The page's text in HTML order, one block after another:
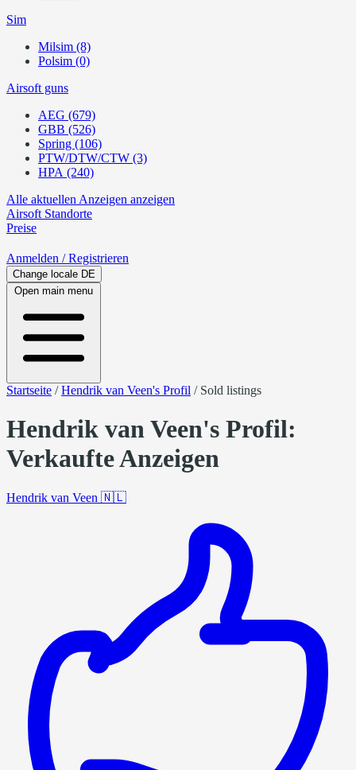
Sim
Milsim (8)
Polsim (0)
Airsoft guns
AEG (679)
GBB (526)
Spring (106)
PTW/DTW/CTW (3)
HPA (240)
Alle aktuellen Anzeigen anzeigen
Airsoft Standorte
Preise
Anmelden / Registrieren
Change locale DE
Open main menu
Startseite /Hendrik van Veen's Profil / Sold listings
Hendrik van Veen's Profil:
Verkaufte Anzeigen
Hendrik van Veen 🇳🇱